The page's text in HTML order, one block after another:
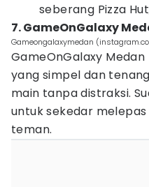
seberang Pizza
7. GameOnGalaxy
Gameongalaxymedan
GameOnGalaxy
yang simpel dan
main tanpa distraksi.
untuk sekedar
teman.